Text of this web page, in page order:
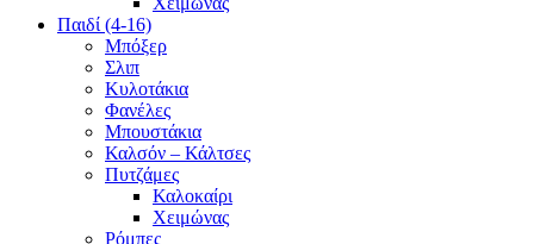
Παιδί (4-16)
Μπόξερ
Σλιπ
Κυλοτάκια
Φανέλες
Μπουστάκια
Καλσόν – Κάλτσες
Πυτζάμες
Καλοκαίρι
Χειμώνας
Ρόμπες